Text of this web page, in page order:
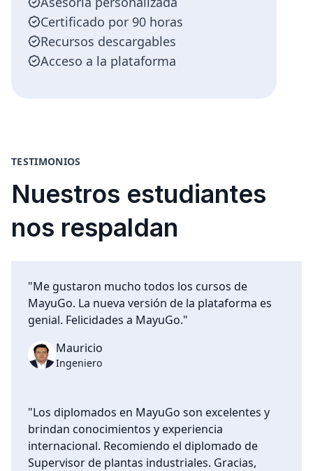
Certificado por 90 horas
Recursos descargables
Acceso a la plataforma
TESTIMONIOS
Nuestros estudiantes
nos respaldan
"Me gustaron mucho todos los cursos de
MayuGo. La nueva versión de la plataforma es
genial. Felicidades a MayuGo."
Mauricio
Ingeniero
"Los diplomados en MayuGo son excelentes y
brindan conocimientos y experiencia
internacional. Recomiendo el diplomado de
Supervisor de plantas industriales. Gracias,